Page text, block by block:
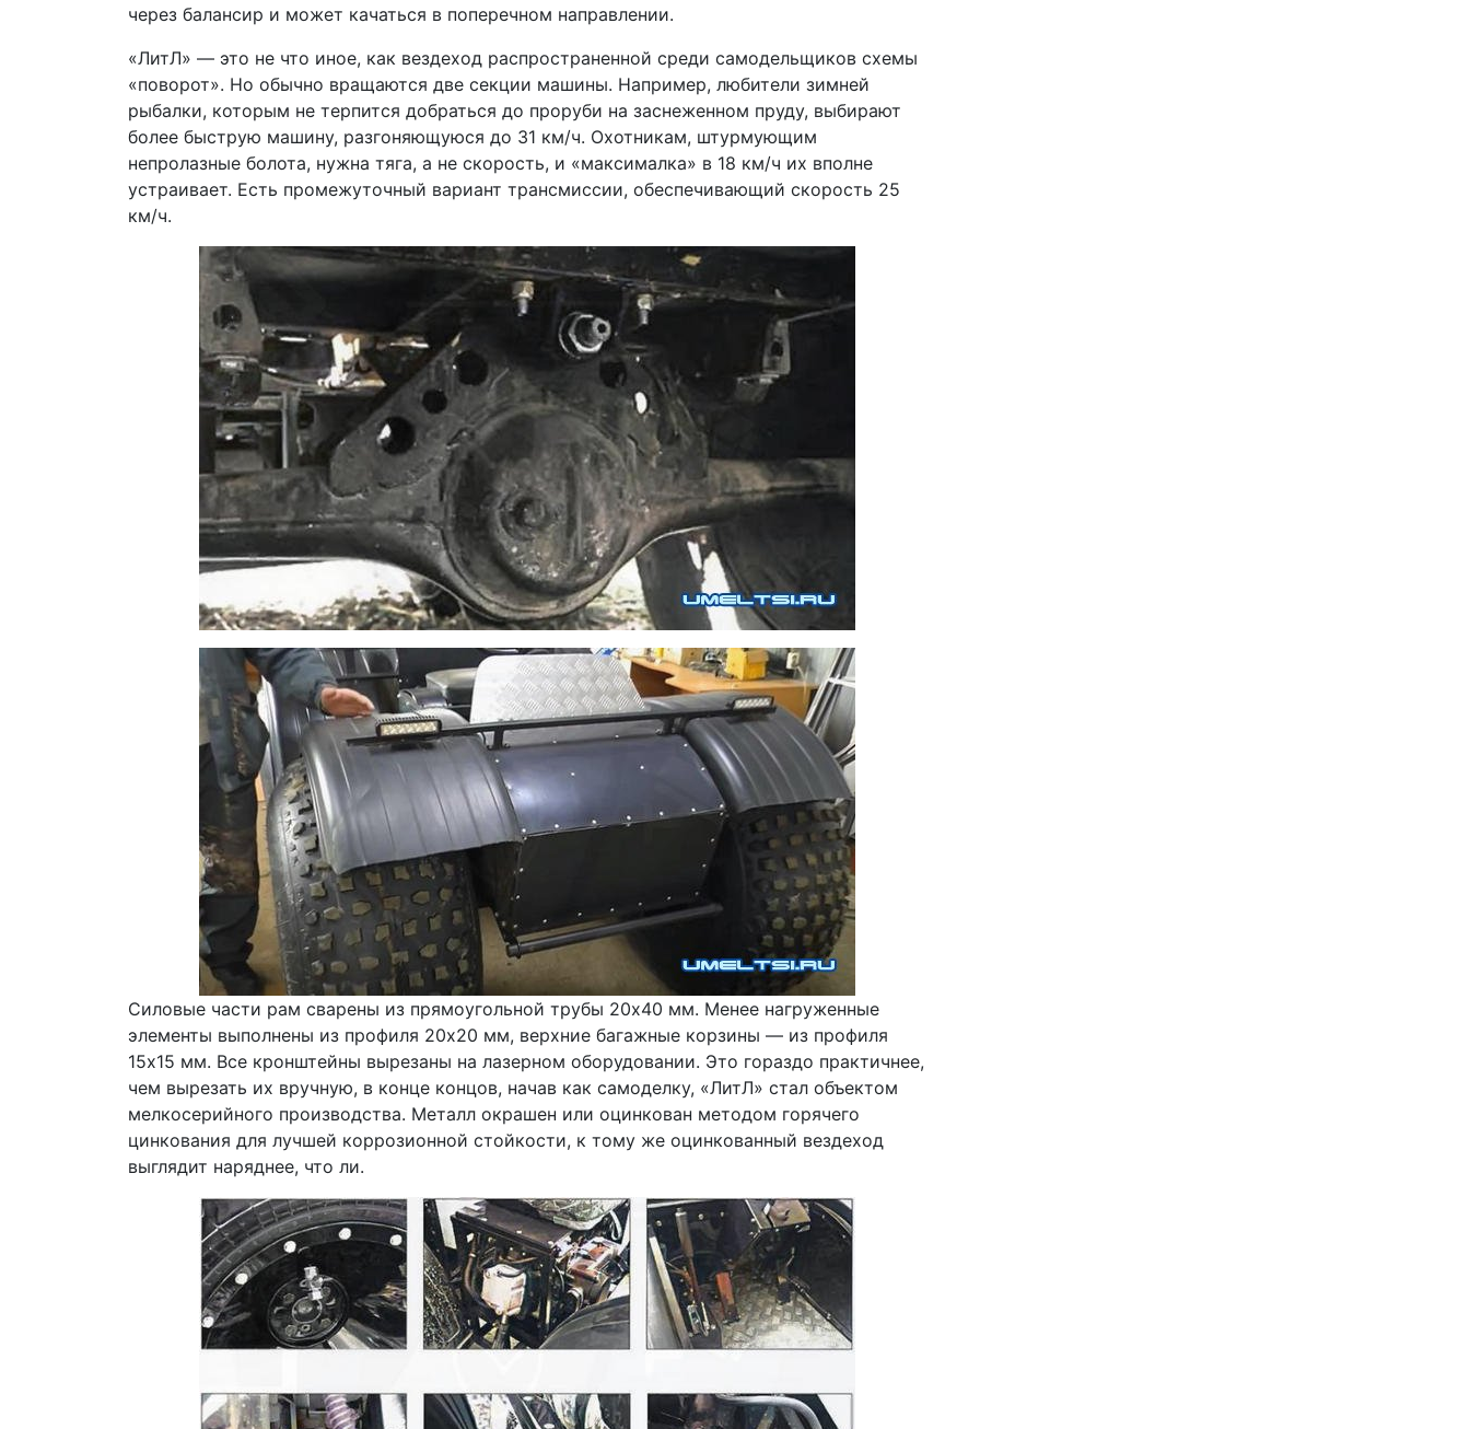
через балансир и может качаться в поперечном направлении.
«ЛитЛ» — это не что иное, как вездеход распространенной среди самодельщиков схемы
«поворот». Но обычно вращаются две секции машины. Например, любители зимней
рыбалки, которым не терпится добраться до проруби на заснеженном пруду, выбирают
более быструю машину, разгоняющуюся до 31 км/ч. Охотникам, штурмующим
непролазные болота, нужна тяга, а не скорость, и «максималка» в 18 км/ч их вполне
устраивает. Есть промежуточный вариант трансмиссии, обеспечивающий скорость 25
км/ч.
Силовые части рам сварены из прямоугольной трубы 20х40 мм. Менее нагруженные
элементы выполнены из профиля 20х20 мм, верхние багажные корзины — из профиля
15х15 мм. Все кронштейны вырезаны на лазерном оборудовании. Это гораздо практичнее,
чем вырезать их вручную, в конце концов, начав как самоделку, «ЛитЛ» стал объектом
мелкосерийного производства. Металл окрашен или оцинкован методом горячего
цинкования для лучшей коррозионной стойкости, к тому же оцинкованный вездеход
выглядит наряднее, что ли.